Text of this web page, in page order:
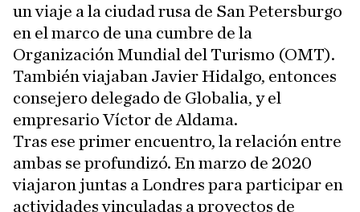
un viaje a la ciudad rusa de San Petersburgo
en el marco de una cumbre de la
Organización Mundial del Turismo (OMT).
También viajaban Javier Hidalgo, entonces
consejero delegado de Globalia, y el
empresario Víctor de Aldama.
Tras ese primer encuentro, la relación entre
ambas se profundizó. En marzo de 2020
viajaron juntas a Londres para participar en
actividades vinculadas a proyectos de